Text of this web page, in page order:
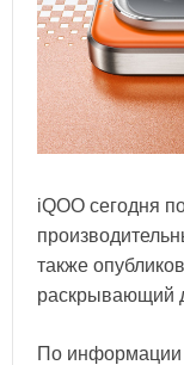
iQOO сегодня
также
раскрывающий
По информации